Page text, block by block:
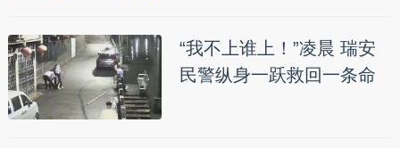
“我不上谁上！”凌晨 瑞安
民警纵身一跃救回一条命